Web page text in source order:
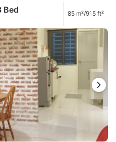
Bed
85 m²/915 ft²